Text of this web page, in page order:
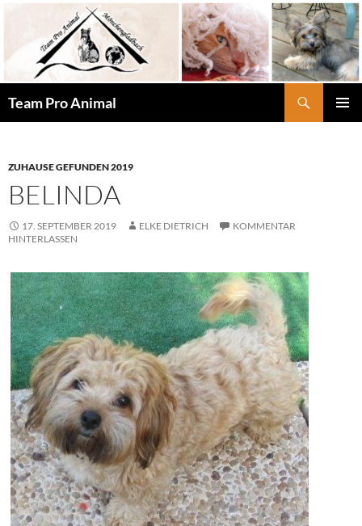
springen
Team Pro Animal
ZUHAUSE GEFUNDEN 2019
BELINDA
17. SEPTEMBER 2019 ELKE DIETRICH
KOMMENTAR
HINTERLASSEN